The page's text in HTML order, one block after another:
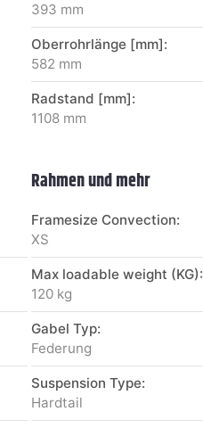
393 mm
Oberrohrlänge [mm]:
582 mm
Radstand [mm]:
1108 mm
Rahmen und mehr
Framesize Convection:
XS
Max loadable weight (KG):
120 kg
Gabel Typ:
Federung
Suspension Type:
Hardtail